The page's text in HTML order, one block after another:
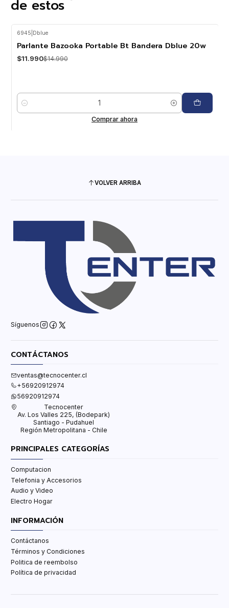
de estos
6945 Dblue
Parlante Bazooka Portable Bt Bandera Dblue 20w
$11.990$14.990
Cantidad
Comprar ahora
VOLVER ARRIBA
Síguenos
CONTÁCTANOS
ventas@tecnocenter.cl
+56920912974
56920912974
Tecnocenter
Av. Los Valles 225, (Bodepark)
Santiago - Pudahuel
Región Metropolitana - Chile
PRINCIPALES CATEGORÍAS
Computacion
Telefonia y Accesorios
Audio y Video
Electro Hogar
INFORMACIÓN
Contáctanos
Términos y Condiciones
Politica de reembolso
Política de privacidad